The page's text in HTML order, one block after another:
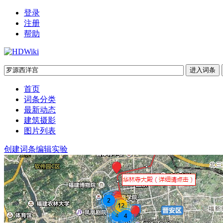
登录
注册
帮助
首页
词条分类
最新动态
建筑摄影
图片列表
创建词条编辑实验